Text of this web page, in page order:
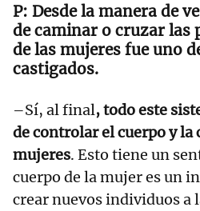
Desde la manera de
de caminar o cruzar las
de las mujeres fue uno
castigados.
–Sí, al final, todo este
de controlar el cuerpo y la
mujeres. Esto tiene un
cuerpo de la mujer es un
crear nuevos individuos a